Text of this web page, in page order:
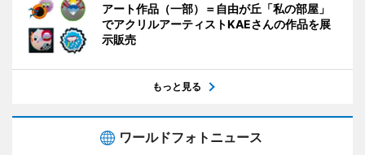
アート作品（一部）＝自由が丘「私の部屋」
でアクリルアーティストKAEさんの作品を展
示販売
もっと見る
ワールドフォトニュース